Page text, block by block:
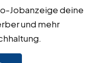
Jobanzeige deine
und mehr